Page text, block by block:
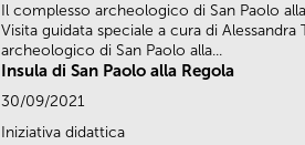
Il complesso archeologico di San Paolo
Visita guidata speciale a cura di Alessandra
archeologico di San Paolo alla...
Insula di San Paolo alla Regola
30/09/2021
Iniziativa didattica